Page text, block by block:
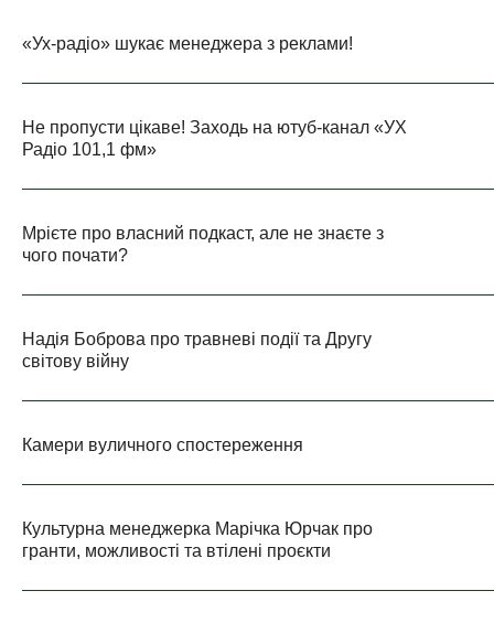
«Ух-радіо» шукає менеджера з реклами!
Не пропусти цікаве! Заходь на ютуб-канал «УХ
Радіо 101,1 фм»
Мрієте про власний подкаст, але не знаєте з
чого почати?
Надія Боброва про травневі події та Другу
світову війну
Камери вуличного спостереження
Культурна менеджерка Марічка Юрчак про
гранти, можливості та втілені проєкти